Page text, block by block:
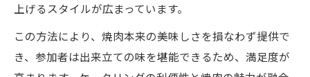
方法
ケータリング京都高級演出のための焼肉ポ
イント
上げるスタイルが広まっています。
この方法により、焼肉本来の美味しさを損なわず提供で
き、参加者は出来立ての味を堪能できるため、満足度が